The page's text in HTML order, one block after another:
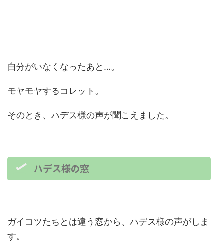
自分がいなくなったあと…。
モヤモヤするコレット。
そのとき、ハデス様の声が聞こえました。
ハデス様の窓
ガイコツたちとは違う窓から、ハデス様の声がしま
す。